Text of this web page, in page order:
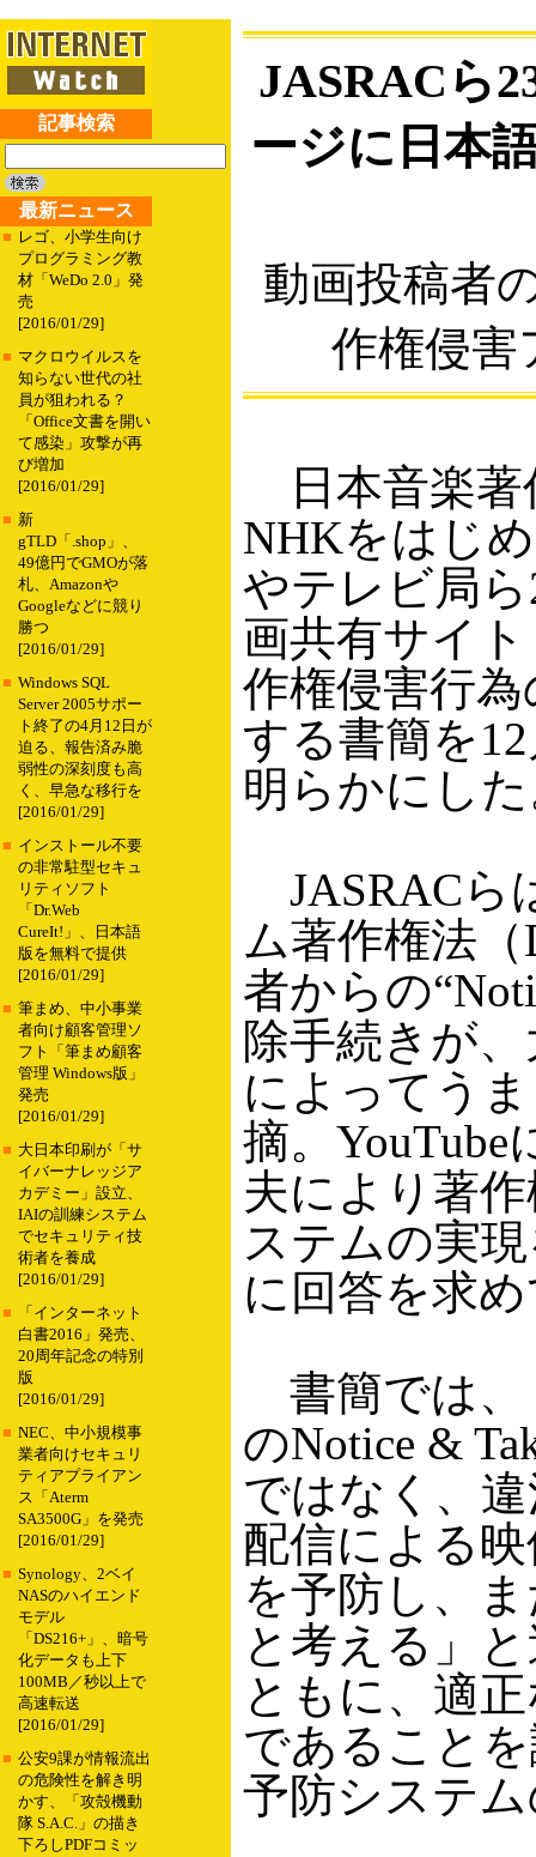
記事検索
最新ニュース
■ レゴ、小学生向け
プログラミング教
材「WeDo 2.0」発
売
[2016/01/29]
■ マクロウイルスを
知らない世代の社
員が狙われる？
「Office文書を開い
て感染」攻撃が再
び増加
[2016/01/29]
■ 新
gTLD「.shop」、
49億円でGMOが落
札、Amazonや
Googleなどに競り
勝つ
[2016/01/29]
■ Windows SQL
Server 2005サポー
ト終了の4月12日が
迫る、報告済み脆
弱性の深刻度も高
く、早急な移行を
[2016/01/29]
■ インストール不要
の非常駐型セキュ
リティソフト
「Dr.Web
CureIt!」、日本語
版を無料で提供
[2016/01/29]
■ 筆まめ、中小事業
者向け顧客管理ソ
フト「筆まめ顧客
管理 Windows版」
発売
[2016/01/29]
■ 大日本印刷が「サ
イバーナレッジア
カデミー」設立、
IAIの訓練システム
でセキュリティ技
術者を養成
[2016/01/29]
■
「インターネット
白書2016」発売、
20周年記念の特別
版
[2016/01/29]
■ NEC、中小規模事
業者向けセキュリ
ティアプライアン
ス「Aterm
SA3500G」を発売
[2016/01/29]
■ Synology、2ベイ
NASのハイエンド
モデル
「DS216+」、暗号
化データも上下
100MB／秒以上で
高速転送
[2016/01/29]
■ 公安9課が情報流出
の危険性を解き明
かす、「攻殻機動
隊 S.A.C.」の描き
下ろしPDFコミッ
JASRACら
ージに日本
動画投稿者
作権侵害
日本音楽著
NHKをはじ
やテレビ局
画共有サイ
作権侵害行
する書簡を
明らかにし
JASRACら
ム著作権法
者からの
除手続きが
によってう
摘。
夫により著
ステムの実
に回答を求
書簡では、
のNotice &
ではなく、
配信による
を予防し、
と考える」
ともに、適
であること
予防システ